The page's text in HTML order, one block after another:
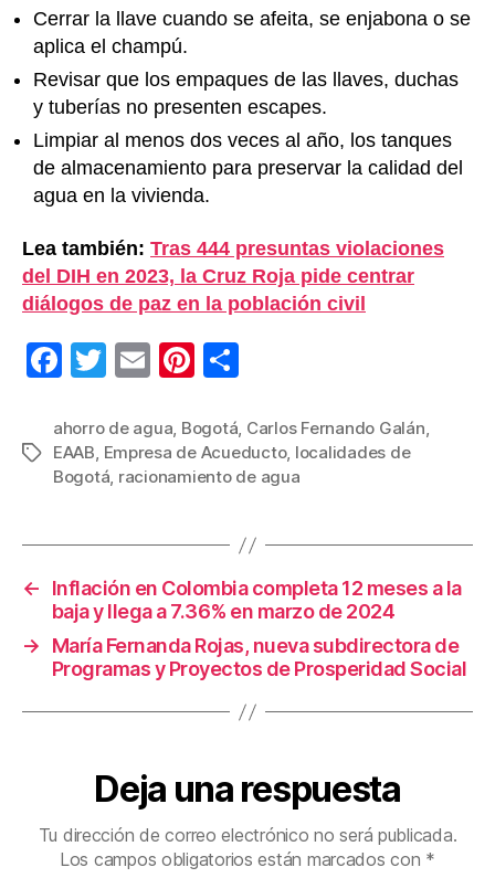
Cerrar la llave cuando se afeita, se enjabona o se
aplica el champú.
Revisar que los empaques de las llaves, duchas
y tuberías no presenten escapes.
Limpiar al menos dos veces al año, los tanques
de almacenamiento para preservar la calidad del
agua en la vivienda.
Lea también: Tras 444 presuntas violaciones
del DIH en 2023, la Cruz Roja pide centrar
diálogos de paz en la población civil
F
c
e
o
o
k
T
tt
er
E
ail
Pi
er
e
m
p
tir
Etiquetas
ahorro de agua, Bogotá, Carlos Fernando Galán,
EAAB, Empresa de Acueducto, localidades de
Bogotá, racionamiento de agua
←
Inflación en Colombia completa 12 meses a la
baja y llega a 7.36% en marzo de 2024
→
María Fernanda Rojas, nueva subdirectora de
Programas y Proyectos de Prosperidad Social
Deja una respuesta
Tu dirección de correo electrónico no será publicada.
Los campos obligatorios están marcados con *